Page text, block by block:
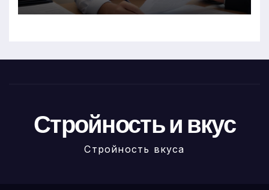
Стройность и вкус
Стройность вкуса